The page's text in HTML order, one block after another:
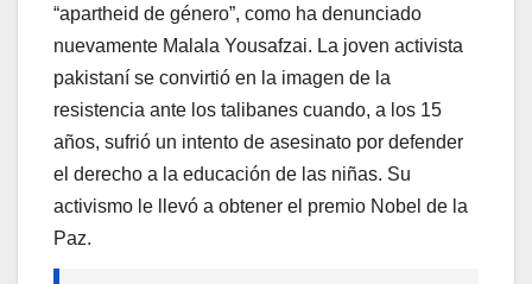
“apartheid de género”, como ha denunciado
nuevamente Malala Yousafzai. La joven activista
pakistaní se convirtió en la imagen de la
resistencia ante los talibanes cuando, a los 15
años, sufrió un intento de asesinato por defender
el derecho a la educación de las niñas. Su
activismo le llevó a obtener el premio Nobel de la
Paz.